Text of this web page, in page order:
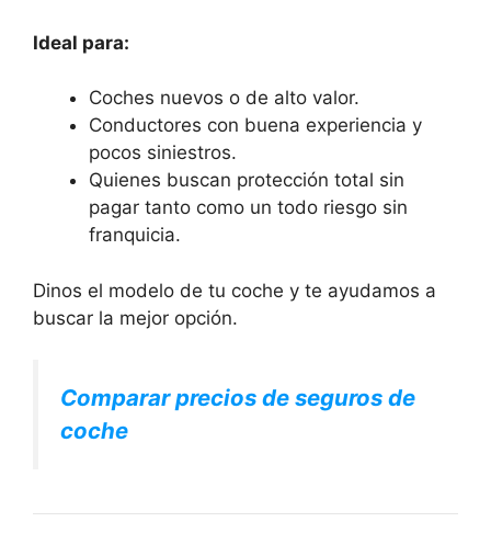
Ideal para:
Coches nuevos o de alto valor.
Conductores con buena experiencia y
pocos siniestros.
Quienes buscan protección total sin
pagar tanto como un todo riesgo sin
franquicia.
Dinos el modelo de tu coche y te ayudamos a
buscar la mejor opción.
Comparar precios de seguros de
coche